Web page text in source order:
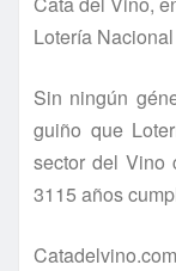
Lotería
Sin ningún
guiño que
sector del Vino
3115 años